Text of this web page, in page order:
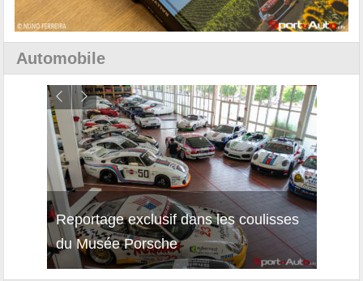
Automobile
Reportage exclusif dans les coulisses
du Musée Porsche